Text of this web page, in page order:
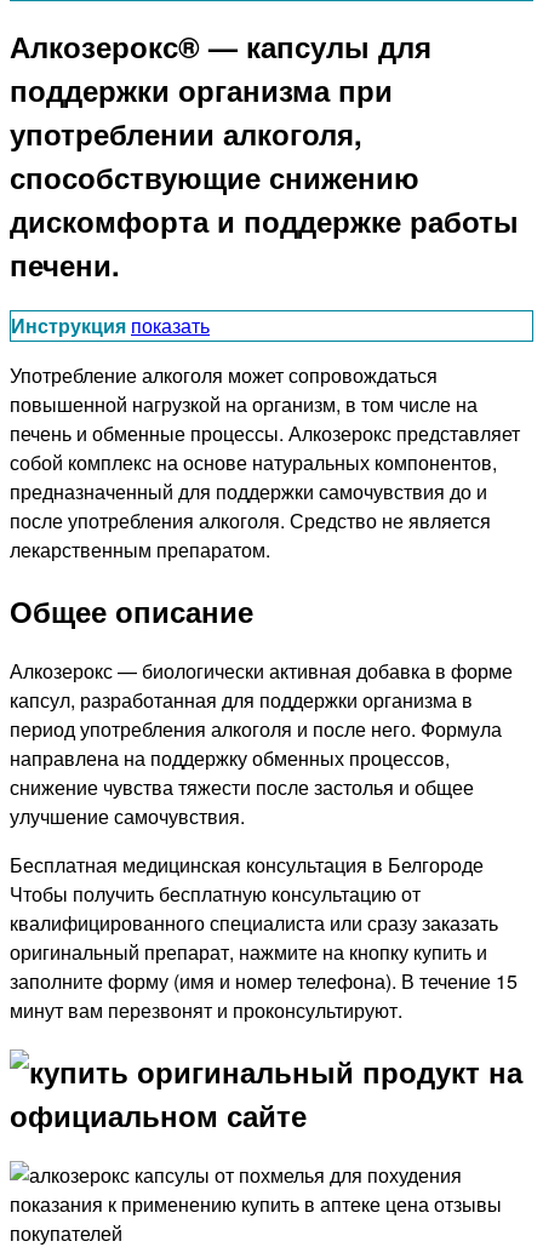
Алкозерокс® — капсулы для
поддержки организма при
употреблении алкоголя,
способствующие снижению
дискомфорта и поддержке работы
печени.
Инструкция показать
Употребление алкоголя может сопровождаться
повышенной нагрузкой на организм, в том числе на
печень и обменные процессы. Алкозерокс представляет
собой комплекс на основе натуральных компонентов,
предназначенный для поддержки самочувствия до и
после употребления алкоголя. Средство не является
лекарственным препаратом.
Общее описание
Алкозерокс — биологически активная добавка в форме
капсул, разработанная для поддержки организма в
период употребления алкоголя и после него. Формула
направлена на поддержку обменных процессов,
снижение чувства тяжести после застолья и общее
улучшение самочувствия.
Бесплатная медицинская консультация в Белгороде
Чтобы получить бесплатную консультацию от
квалифицированного специалиста или сразу заказать
оригинальный препарат, нажмите на кнопку купить и
заполните форму (имя и номер телефона). В течение 15
минут вам перезвонят и проконсультируют.